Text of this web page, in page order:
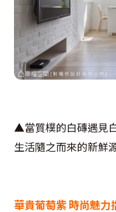
▲當質樸的白磚遇見
生活隨之而來的新鮮
華貴葡萄紫 時尚魅力